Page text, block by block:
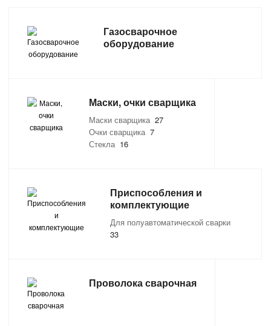
ПОСУДА
СВАРОЧНОЕ ОБОРУДОВАНИЕ И МАТЕРИАЛЫ
СКЛАДСКОЕ ОБОРУДОВАНИЕ
СТРЕМЯНКИ,ЛЕСТНИЦЫ
СТРОИТЕЛЬНЫЕ И ОТДЕЛОЧНЫЕ МАТЕРИАЛЫ
ТОВАРЫ ДЛЯ ДОМА
Газосварочное
оборудование
Маски, очки сварщика
Маски сварщика 27
Очки сварщика 7
Стекла 16
Приспособления и
комплектующие
Для полуавтоматической сварки
33
Проволока сварочная